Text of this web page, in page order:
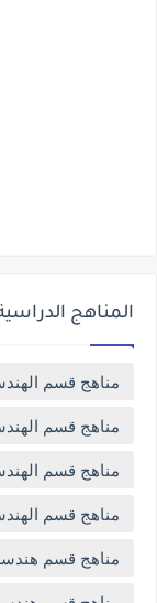
المناهج
مناهج قسم
مناهج قسم
مناهج قسم
مناهج قسم
مناهج قسم هندسة